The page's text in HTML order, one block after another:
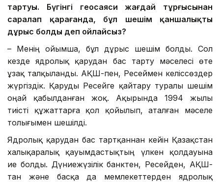
тартуы. Бүгінгі геосаяси жағдай тұрғысынан
саралап қарағанда, бұл шешім қаншалықты
дұрыс болды деп ойлайсыз?
– Менің ойымша, бұл дұрыс шешім болды. Сол
кезде ядролық қарудан бас тарту мәселесі өте
ұзақ талқыланды. АҚШ-пен, Ресеймен келіссөздер
жүргіздік. Қаруды Ресейге қайтару туралы шешім
оңай қабылданған жоқ. Ақырында 1994 жылы
тиісті құжаттарға қол қойылып, аталған мәселе
толығымен шешілді.
Ядролық қарудан бас тартқаннан кейін Қазақстан
халықаралық қауымдастықтың үлкен қолдауына
ие болды. Дүниежүзілік банктен, Ресейден, АҚШ-
тан және басқа да мемлекеттерден ядролық